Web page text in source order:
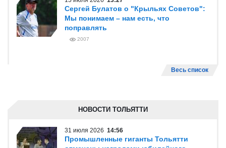
Сергей Булатов о "Крыльях Советов":
Мы понимаем – нам есть, что
поправлять
2007
Весь список
НОВОСТИ ТОЛЬЯТТИ
31 июля 2026 14:56
Промышленные гиганты Тольятти